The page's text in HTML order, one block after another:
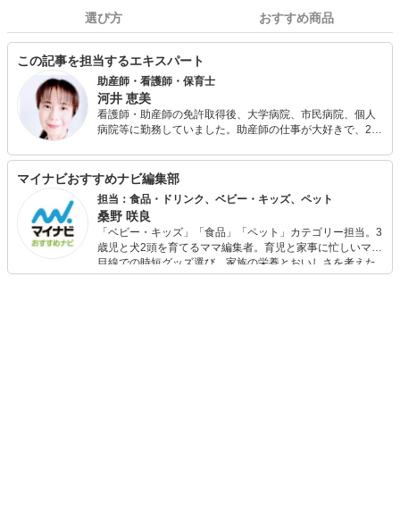
選び方 おすすめ商品
この記事を担当するエキスパート
助産師・看護師・保育士
河井 恵美
看護師・助産師の免許取得後、大学病院、市民病院、個人
病院等に勤務していました。助産師の仕事が大好きで、25
に赴任した後、国際保健医療を学ぶために大学院に進学
し、修了しました。親御さん方へのアドバイスを充実させ
たいと思い、保育士資格も取得して役立てています。 現
在、シンガポールに住み2人の子どもを育てつつ、現地の産
婦人科に勤務して日本人の妊産婦さん方に関わっていま
す。 インターネットでエミリオット助産院を開設し、妊娠
や出産、産後の様々な相談に応じています。
マイナビおすすめナビ編集部
担当：食品・ドリンク、ベビー・キッズ、ペット
桑野 咲良
「ベビー・キッズ」「食品」「ペット」カテゴリー担当。3
歳児と犬2頭を育てるママ編集者。育児と家事に忙しいママ
目線での時短グッズ選び、家族の栄養とおいしさを考えた
食品選び、束の間のリラックスタイムを楽しむためのスイ